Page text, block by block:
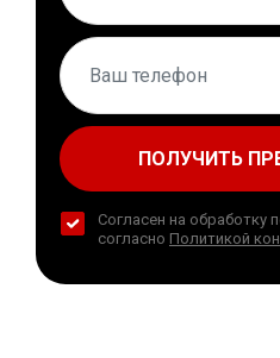
ПОЛУЧИТЬ
Согласен на обработку
согласно Политикой